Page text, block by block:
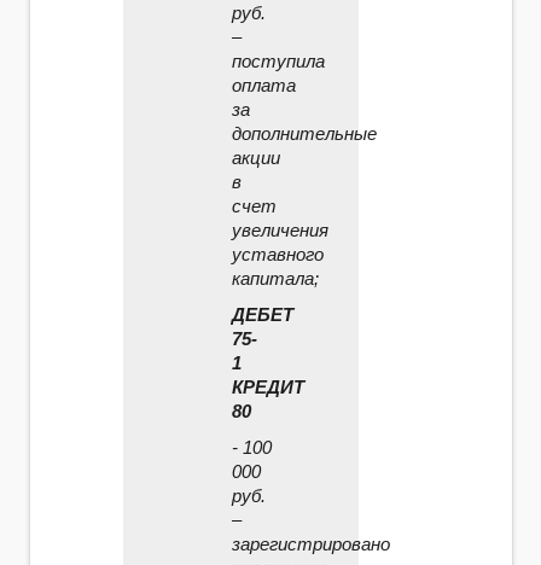
руб.
–
поступила
оплата
за
дополнительные
акции
в
счет
увеличения
уставного
капитала;
ДЕБЕТ
75-
1
КРЕДИТ
80
- 100
000
руб.
–
зарегистрировано